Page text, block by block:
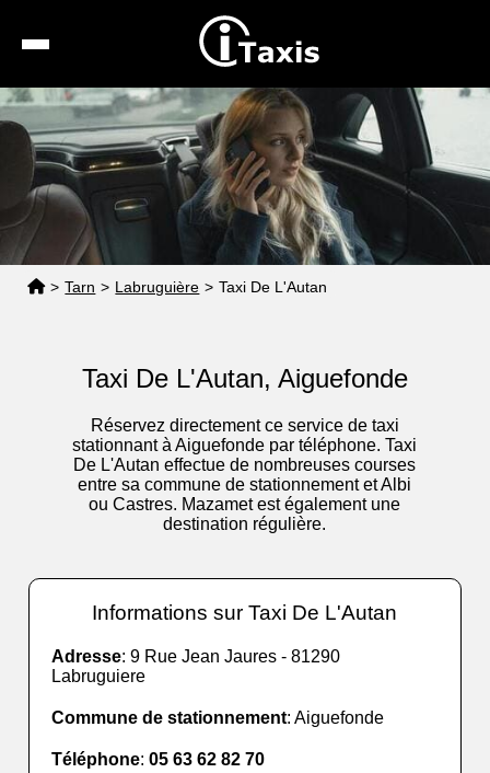
Recherche
Calcul de tarif
Taxis conventionnés
Espace pro
> Tarn > Labruguière > Taxi De L'Autan
Taxi De L'Autan, Aiguefonde
Réservez directement ce service de taxi
stationnant à Aiguefonde par téléphone. Taxi
De L'Autan effectue de nombreuses courses
entre sa commune de stationnement et Albi
ou Castres. Mazamet est également une
destination régulière.
Informations sur Taxi De L'Autan
Adresse: 9 Rue Jean Jaures - 81290
Labruguiere
Commune de stationnement: Aiguefonde
Téléphone:05 63 62 82 70